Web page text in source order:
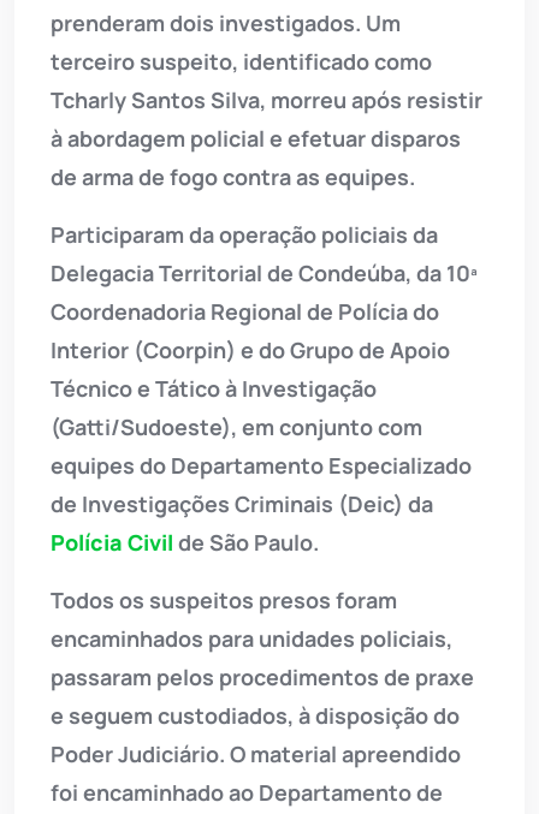
prenderam dois investigados. Um
terceiro suspeito, identificado como
Tcharly Santos Silva, morreu após resistir
à abordagem policial e efetuar disparos
de arma de fogo contra as equipes.
Participaram da operação policiais da
Delegacia Territorial de Condeúba, da 10ª
Coordenadoria Regional de Polícia do
Interior (Coorpin) e do Grupo de Apoio
Técnico e Tático à Investigação
(Gatti/Sudoeste), em conjunto com
equipes do Departamento Especializado
de Investigações Criminais (Deic) da
Polícia Civil de São Paulo.
Todos os suspeitos presos foram
encaminhados para unidades policiais,
passaram pelos procedimentos de praxe
e seguem custodiados, à disposição do
Poder Judiciário. O material apreendido
foi encaminhado ao Departamento de